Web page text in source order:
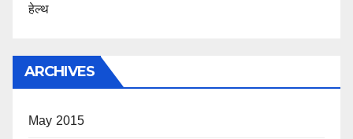
हेल्थ
ARCHIVES
May 2015